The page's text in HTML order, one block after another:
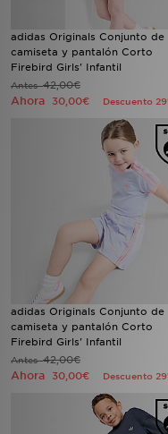
adidas Originals Conjunto de
camiseta y pantalón Corto
Firebird Girls' Infantil
Antes42,00€
Ahora 30,00€ Descuento
adidas Originals Conjunto de
camiseta y pantalón Corto
Firebird Girls' Infantil
Antes42,00€
Ahora 30,00€ Descuento